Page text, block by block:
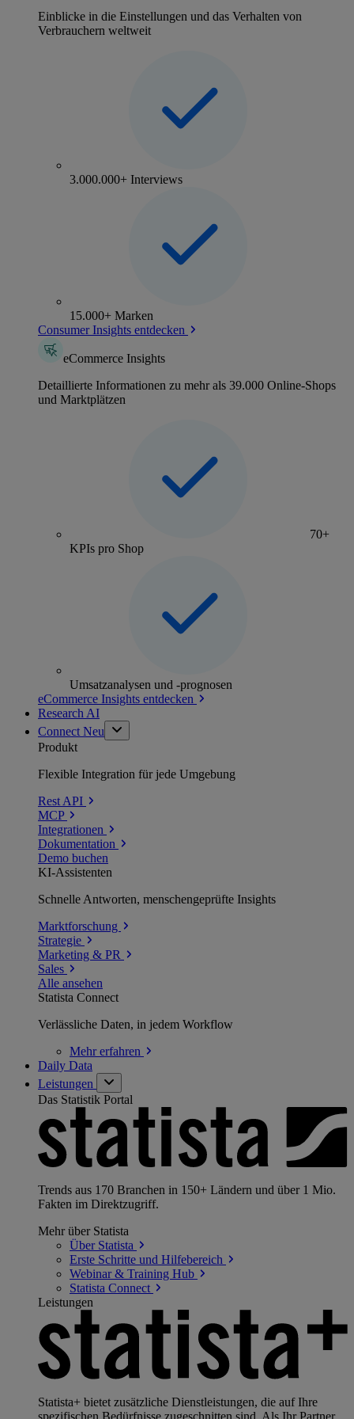
Einblicke in die Einstellungen und das Verhalten von
Verbrauchern weltweit
3.000.000+ Interviews
15.000+ Marken
Consumer Insights entdecken
eCommerce Insights
Detaillierte Informationen zu mehr als 39.000 Online-Shops
und Marktplätzen
70+
KPIs pro Shop
Umsatzanalysen und -prognosen
eCommerce Insights entdecken
Research AI
Connect Neu
Produkt
Flexible Integration für jede Umgebung
Rest API
MCP
Integrationen
Dokumentation
Demo buchen
KI-Assistenten
Schnelle Antworten, menschengeprüfte Insights
Marktforschung
Strategie
Marketing & PR
Sales
Alle ansehen
Statista Connect
Verlässliche Daten, in jedem Workflow
Mehrerfahren
Daily Data
Leistungen
Das Statistik Portal
Trends aus 170 Branchen in 150+ Ländern und über 1 Mio.
Fakten im Direktzugriff.
Mehr über Statista
Über Statista
Erste Schritte und Hilfebereich
Webinar & Training Hub
Statista Connect
Leistungen
Statista+ bietet zusätzliche Dienstleistungen, die auf Ihre
spezifischen Bedürfnisse zugeschnitten sind. Als Ihr Partner